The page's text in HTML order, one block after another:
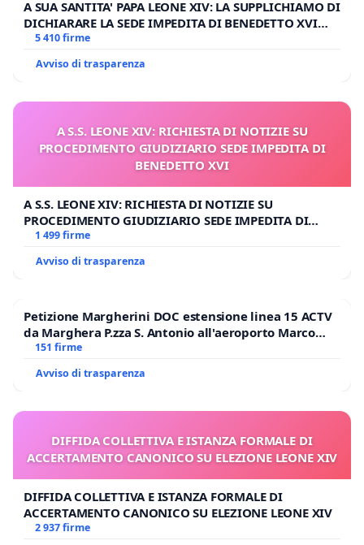
A SUA SANTITA' PAPA LEONE XIV: LA SUPPLICHIAMO DI
DICHIARARE LA SEDE IMPEDITA DI BENEDETTO XVI
E/O DI FAR APRIRE IL RELATIVO PROCESSO
5 410 firme
Avviso di trasparenza
A S.S. LEONE XIV: RICHIESTA DI NOTIZIE SU
PROCEDIMENTO GIUDIZIARIO SEDE IMPEDITA DI
BENEDETTO XVI
A S.S. LEONE XIV: RICHIESTA DI NOTIZIE SU
PROCEDIMENTO GIUDIZIARIO SEDE IMPEDITA DI
BENEDETTO XVI
1 499 firme
Avviso di trasparenza
Petizione Margherini DOC estensione linea 15 ACTV
da Marghera P.zza S. Antonio all'aeroporto Marco
Polo tariffa a € 1,50
151 firme
Avviso di trasparenza
DIFFIDA COLLETTIVA E ISTANZA FORMALE DI
ACCERTAMENTO CANONICO SU ELEZIONE LEONE XIV
DIFFIDA COLLETTIVA E ISTANZA FORMALE DI
ACCERTAMENTO CANONICO SU ELEZIONE LEONE XIV
2 937 firme